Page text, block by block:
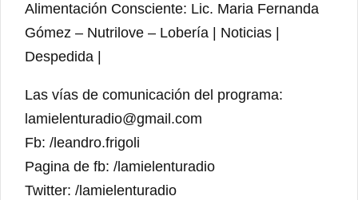
Alimentación Consciente: Lic. Maria Fernanda
Gómez – Nutrilove – Lobería | Noticias |
Despedida |
Las vías de comunicación del programa:
lamielenturadio@gmail.com
Fb: /leandro.frigoli
Pagina de fb: /lamielenturadio
Twitter: /lamielenturadio